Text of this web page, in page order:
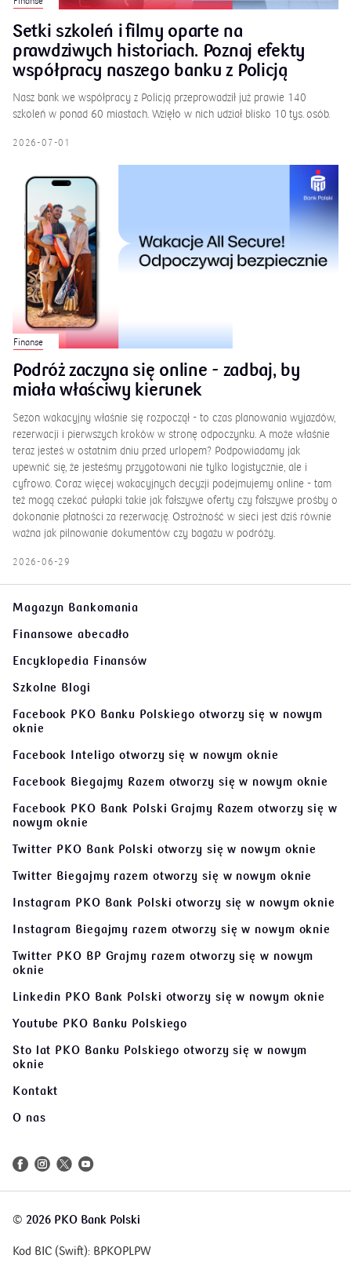
Setki szkoleń i filmy oparte na
prawdziwych historiach. Poznaj efekty
współpracy naszego banku z Policją
Nasz bank we współpracy z Policją przeprowadził już prawie 140
szkoleń w ponad 60 miastach. Wzięło w nich udział blisko 10 tys. osób.
2026-07-01
Finanse
Podróż zaczyna się online - zadbaj, by
miała właściwy kierunek
Sezon wakacyjny właśnie się rozpoczął - to czas planowania wyjazdów,
rezerwacji i pierwszych kroków w stronę odpoczynku. A może właśnie
teraz jesteś w ostatnim dniu przed urlopem? Podpowiadamy jak
upewnić się, że jesteśmy przygotowani nie tylko logistycznie, ale i
cyfrowo. Coraz więcej wakacyjnych decyzji podejmujemy online - tam
też mogą czekać pułapki takie jak fałszywe oferty czy fałszywe prośby o
dokonanie płatności za rezerwację. Ostrożność w sieci jest dziś równie
ważna jak pilnowanie dokumentów czy bagażu w podróży.
2026-06-29
Magazyn Bankomania
Finansowe abecadło
Encyklopedia Finansów
Szkolne Blogi
Facebook PKO Banku Polskiego otworzy się w nowym
oknie
Facebook Inteligo otworzy się w nowym oknie
Facebook Biegajmy Razem otworzy się w nowym oknie
Facebook PKO Bank Polski Grajmy Razemotworzy się w
nowym oknie
Twitter PKO Bank Polski otworzy się w nowym oknie
Twitter Biegajmy razem otworzy się w nowym oknie
Instagram PKO Bank Polski otworzy się w nowym oknie
Instagram Biegajmy razem otworzy się w nowym oknie
Twitter PKO BP Grajmy razem otworzy się w nowym
oknie
Linkedin PKO Bank Polski otworzy się w nowym oknie
Youtube PKO Banku Polskiego
Sto lat PKO Banku Polskiego otworzy się w nowym
oknie
Kontakt
O nas
© 2026 PKO Bank Polski
Kod BIC (Swift): BPKOPLPW